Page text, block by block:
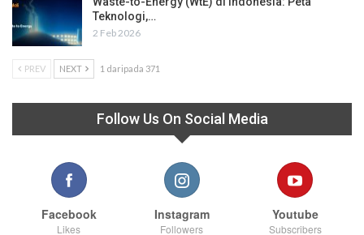
Teknologi,…
2 Feb 2026
PREV NEXT 1 daripada 371
Follow Us On Social Media
Facebook
Likes
Instagram
Followers
Youtube
Subscribers